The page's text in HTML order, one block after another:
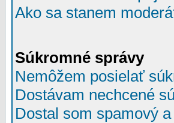
Ako sa stanem
Súkromné správy
Nemôžem posielať
Dostávam nechcené
Dostal som spamový